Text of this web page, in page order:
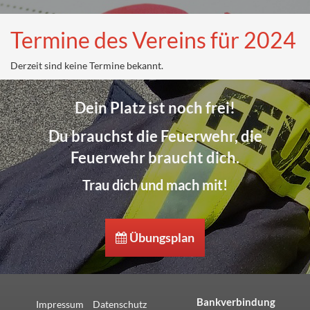
Termine des Vereins für 2024
Derzeit sind keine Termine bekannt.
Dein Platz ist noch frei!
Du brauchst die Feuerwehr, die
Feuerwehr braucht dich.
Trau dich und mach mit!
Übungsplan
Impressum Datenschutz Bankverbindung